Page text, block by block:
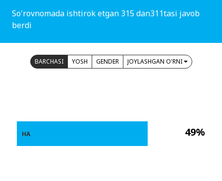
So'rovnomada ishtirok etgan 315 dan311tasi javob
berdi
BARCHASI YOSH GENDER JOYLASHGAN O'RNI
49%
HA